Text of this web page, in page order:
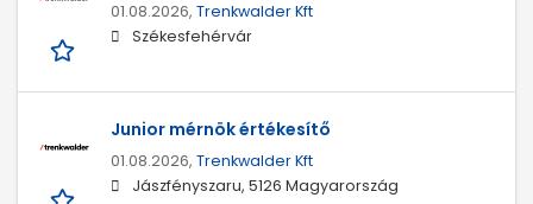
01.08.2026, Trenkwalder Kft
Székesfehérvár
Junior mérnök értékesítő
01.08.2026, Trenkwalder Kft
Jászfényszaru, 5126 Magyarország